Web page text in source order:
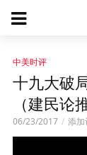
中美时评
十九大破
（建民论
06/23/2017 添加